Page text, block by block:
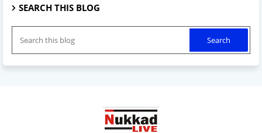
SEARCH THIS BLOG